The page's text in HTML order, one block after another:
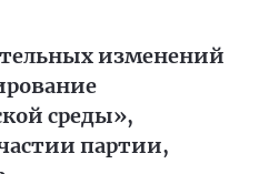
изменений
среды»,
партии,